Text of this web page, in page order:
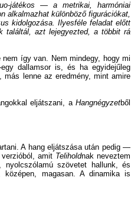
játékos — a metrikai, harmóniai
alkalmazhat különböző figurációkat,
kidolgozása. Ilyesféle feladat előtt
találtál, azt lejegyezted, a többit rá
így van. Nem mindegy, hogy mi
dallamsor is, és ha egyidejűleg
más lenne az eredmény, mint amire
eljátszani, aHangnégyzetből
A hang eljátszása után pedig —
amit Teliholdnak neveztem
szövetet hallunk, és
magasan. A dinamika is